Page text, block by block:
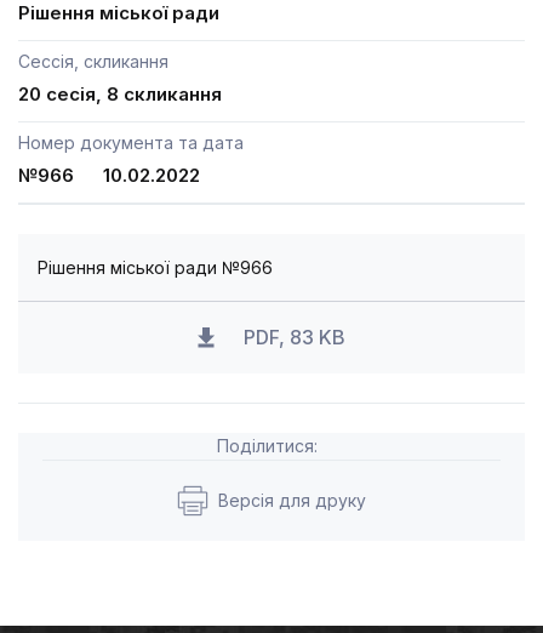
Рішення міської ради
Сессія, скликання
20 сесія, 8 скликання
Номер документа та дата
№966 10.02.2022
Рішення міської ради №966
PDF, 83 KB
Поділитися:
Версія для друку